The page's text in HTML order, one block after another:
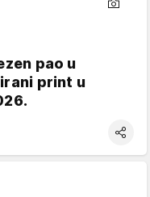
pao u
print u